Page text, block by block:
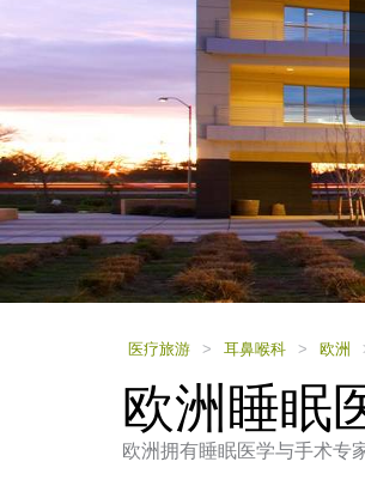
disabilities
who
are
using
a
screen
reader;
Press
Control-
医疗旅游 > 耳鼻喉科 > 欧洲
欧洲睡眠
欧洲拥有睡眠医学与手术专